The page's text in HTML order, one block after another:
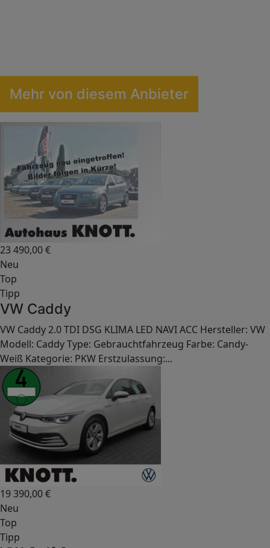
Mehr von diesem Anbieter
23 490,00€
Neu
Top
Tipp
VW Caddy
VW Caddy 2.0 TDI DSG KLIMA LED NAVI ACC Hersteller: VW
Modell: Caddy Type: Gebrauchtfahrzeug Farbe: Candy-
Weiß Kategorie: PKW Erstzulassung:...
19 390,00€
Neu
Top
Tipp